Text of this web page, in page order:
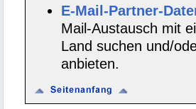
E-Mail-Partner-
Mail-Austausch mit
Land suchen und/
anbieten.